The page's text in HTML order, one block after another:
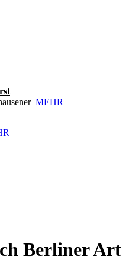
MEHR
Berliner Art